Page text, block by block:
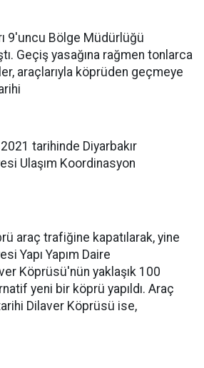
9'uncu Bölge Müdürlüğü
Geçiş yasağına rağmen tonlarca
araçlarıyla köprüden geçmeye
tarihinde Diyarbakır
Ulaşım Koordinasyon
araç trafiğine kapatılarak, yine
Yapı Yapım Daire
Köprüsü'nün yaklaşık 100
yeni bir köprü yapıldı. Araç
Dilaver Köprüsü ise,